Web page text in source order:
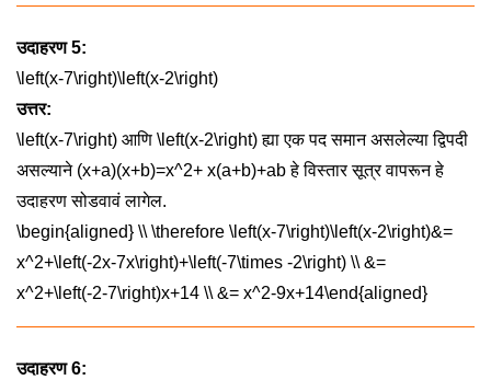
उदाहरण 5:
\left(x-7\right)\left(x-2\right)
उत्तर:
\left(x-7\right) आणि \left(x-2\right)ह्या एक पद समान असलेल्या द्विपदी
असल्याने (x+a)(x+b)=x^2+ x(a+b)+abहे विस्तार सूत्र वापरून हे
उदाहरण सोडवावं लागेल.
\begin{aligned} \\ \therefore \left(x-7\right)\left(x-2\right)&=
x^2+\left(-2x-7x\right)+\left(-7\times -2\right) \\ &=
x^2+\left(-2-7\right)x+14 \\ &= x^2-9x+14\end{aligned}
उदाहरण 6: